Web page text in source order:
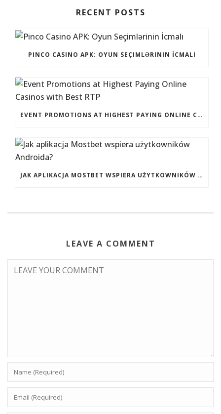
RECENT POSTS
PINCO CASINO APK: OYUN SEÇIMLƏRININ İCMALI
EVENT PROMOTIONS AT HIGHEST PAYING ONLINE CASINOS WITH BEST RTP
JAK APLIKACJA MOSTBET WSPIERA UŻYTKOWNIKÓW ANDROIDA?
LEAVE A COMMENT